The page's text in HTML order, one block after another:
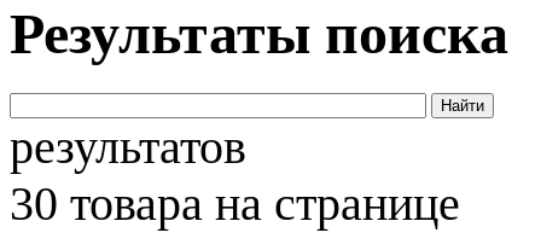
Результаты поиска
результатов
30 товара на странице